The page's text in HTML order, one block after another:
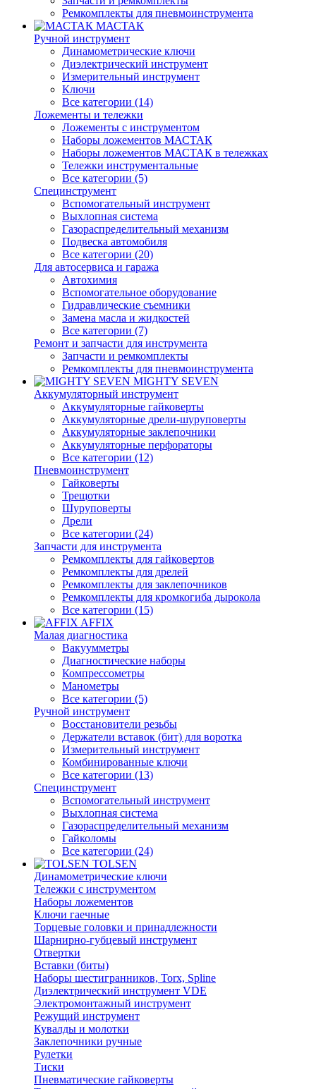
Ремкомплекты для пневмоинструмента
МАСТАК
Ручной инструмент
Динамометрические ключи
Диэлектрический инструмент
Измерительный инструмент
Ключи
Все категории (14)
Ложементы и тележки
Ложементы с инструментом
Наборы ложементов МАСТАК
Наборы ложементов МАСТАК в тележках
Тележки инструментальные
Все категории (5)
Специнструмент
Вспомогательный инструмент
Выхлопная система
Газораспределительный механизм
Подвеска автомобиля
Все категории (20)
Для автосервиса и гаража
Автохимия
Вспомогательное оборудование
Гидравлические съемники
Замена масла и жидкостей
Все категории (7)
Ремонт и запчасти для инструмента
Запчасти и ремкомплекты
Ремкомплекты для пневмоинструмента
MIGHTY SEVEN
Аккумуляторный инструмент
Аккумуляторные гайковерты
Аккумуляторные дрели-шуруповерты
Аккумуляторные заклепочники
Аккумуляторные перфораторы
Все категории (12)
Пневмоинструмент
Гайковерты
Трещотки
Шуруповерты
Дрели
Все категории (24)
Запчасти для инструмента
Ремкомплекты для гайковертов
Ремкомплекты для дрелей
Ремкомплекты для заклепочников
Ремкомплекты для кромкогиба дырокола
Все категории (15)
AFFIX
Малая диагностика
Вакуумметры
Диагностические наборы
Компрессометры
Манометры
Все категории (5)
Ручной инструмент
Восстановители резьбы
Держатели вставок (бит) для воротка
Измерительный инструмент
Комбинированные ключи
Все категории (13)
Специнструмент
Вспомогательный инструмент
Выхлопная система
Газораспределительный механизм
Гайколомы
Все категории (24)
TOLSEN
Динамометрические ключи
Тележки с инструментом
Наборы ложементов
Ключи гаечные
Торцевые головки и принадлежности
Шарнирно-губцевый инструмент
Отвертки
Вставки (биты)
Наборы шестигранников, Torx, Spline
Диэлектрический инструмент VDE
Электромонтажный инструмент
Режущий инструмент
Кувалды и молотки
Заклепочники ручные
Рулетки
Тиски
Пневматические гайковерты